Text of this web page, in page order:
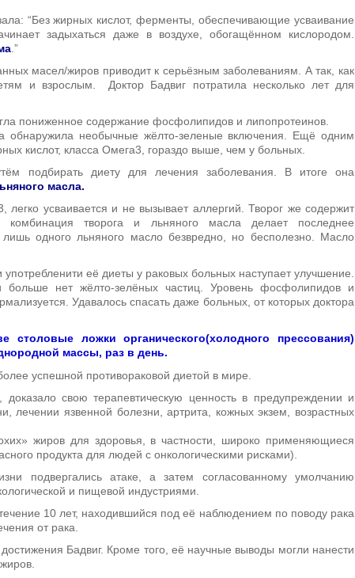
“Без жирных кислот, ферменты, обеспечивающие усваивание
задыхаться даже в воздухе, обогащённом кислородом.
.”
масел/жиров приводит к серьёзным заболеваниям. А так, как
и взрослым. Доктор Бадвиг потратила несколько лет для
пониженное содержание фосфолипидов и липопротеинов.
обнаружила необычные жёлто-зеленые включения. Ещё одним
кислот, класса Омега3, гораздо выше, чем у больных.
подбирать диету для лечения заболевания. В итоге она
масла.
усваивается и не вызывает аллергий. Творог же содержит
творога и льняного масла делает последнее
одного льняного масло безвредно, но бесполезно. Масло
её диеты у раковых больных наступает улучшение.
нет жёлто-зелёных частиц. Уровень фосфолипидов и
Удавалось спасать даже больных, от которых доктора
столовые ложки органического(холодного прессования)
массы, раз в день.
успешной противораковой диетой в мире.
свою терапевтическую ценность в предупреждении и
лечении язвенной болезни, артрита, кожных экзем, возрастных
жиров для здоровья, в частности, широко применяющиеся
продукта для людей с онкологическими рисками).
подвергались атаке, а затем согласованному умолчанию
и пищевой индустриями.
10 лет, находившийся под её наблюдением по поводу рака
от рака.
Бадвиг. Кроме того, её научные выводы могли нанести